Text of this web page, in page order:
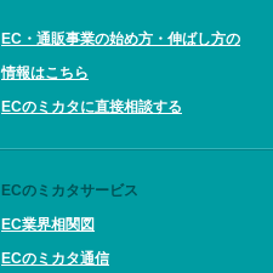
EC・通販事業の始め方・伸ばし方の
情報はこちら
ECのミカタに直接相談する
ECのミカタサービス
EC業界相関図
ECのミカタ通信